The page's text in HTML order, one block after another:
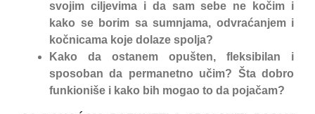
svojim ciljevima i da sam sebe ne kočim i
kako se borim sa sumnjama, odvraćanjem i
kočnicama koje dolaze spolja?
Kako da ostanem opušten, fleksibilan i
sposoban da permanetno učim? Šta dobro
funkioniše i kako bih mogao to da pojačam?